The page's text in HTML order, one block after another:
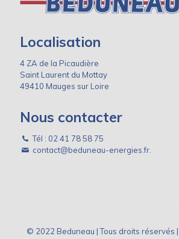
Localisation
4 ZA de la Picaudière
Saint Laurent du Mottay
49410 Mauges sur Loire
Nous contacter
Tél : 02 41 78 58 75
contact@beduneau-energies.fr.
© 2022 Beduneau | Tous droits réservés |